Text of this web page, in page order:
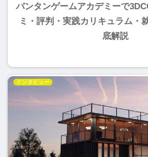
バンタンゲームアカデミーで
ミ・評判・実践カリキュラム・
底解説
インタビュー